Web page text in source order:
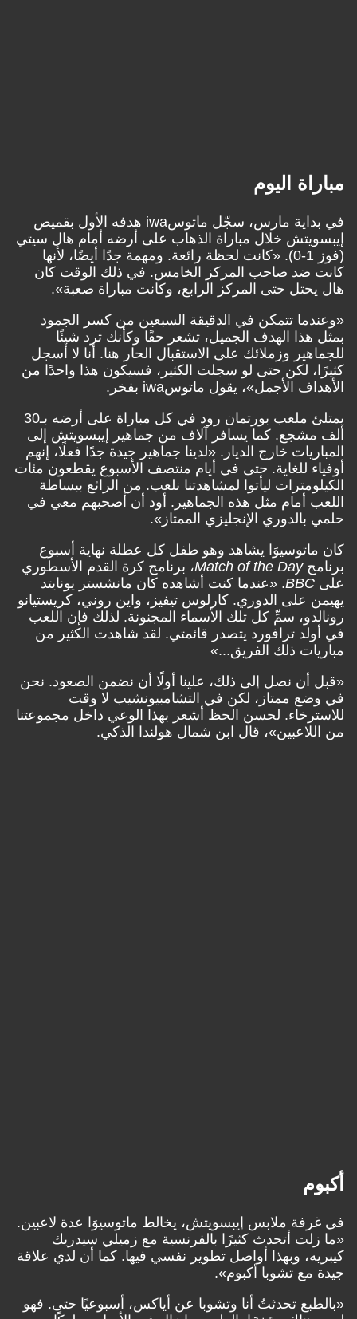
مباراة اليوم
في بداية مارس، سجّل ماتوسiwa هدفه الأول بقميص
إيبسويتش خلال مباراة الذهاب على أرضه أمام هال سيتي
(فوز 1-0). «كانت لحظة رائعة. ومهمة جدًا أيضًا، لأنها
كانت ضد صاحب المركز الخامس. في ذلك الوقت كان
هال يحتل حتى المركز الرابع، وكانت مباراة صعبة».
«وعندما تتمكن في الدقيقة السبعين من كسر الجمود
بمثل هذا الهدف الجميل، تشعر حقًا وكأنك ترد شيئًا
للجماهير وزملائك على الاستقبال الحار هنا. أنا لا أسجل
كثيرًا، لكن حتى لو سجلت الكثير، فسيكون هذا واحدًا من
الأهداف الأجمل»، يقول ماتوسiwa بفخر.
يمتلئ ملعب بورتمان رود في كل مباراة على أرضه بـ30
ألف مشجع. كما يسافر آلاف من جماهير إيبسويتش إلى
المباريات خارج الديار. «لدينا جماهير جيدة جدًا فعلًا، إنهم
أوفياء للغاية. حتى في أيام منتصف الأسبوع يقطعون مئات
الكيلومترات ليأتوا لمشاهدتنا نلعب. من الرائع ببساطة
اللعب أمام مثل هذه الجماهير. أود أن أصحبهم معي في
حلمي بالدوري الإنجليزي الممتاز».
كان ماتوسيوَا يشاهد وهو طفل كل عطلة نهاية أسبوع
برنامجMatch of the Day، برنامج كرة القدم الأسطوري
على BBC. «عندما كنت أشاهده كان مانشستر يونايتد
يهيمن على الدوري. كارلوس تيفيز، واين روني، كريستيانو
رونالدو، سمِّ كل تلك الأسماء المجنونة. لذلك فإن اللعب
في أولد ترافورد يتصدر قائمتي. لقد شاهدت الكثير من
مباريات ذلك الفريق...»
«قبل أن نصل إلى ذلك، علينا أولًا أن نضمن الصعود. نحن
في وضع ممتاز، لكن في التشامبيونشيب لا وقت
للاسترخاء. لحسن الحظ أشعر بهذا الوعي داخل مجموعتنا
من اللاعبين»، قال ابن شمال هولندا الذكي.
أكبوم
في غرفة ملابس إيبسويتش، يخالط ماتوسيوَا عدة لاعبين.
«ما زلت أتحدث كثيرًا بالفرنسية مع زميلي سيدريك
كيبريه، وبهذا أواصل تطوير نفسي فيها. كما أن لدي علاقة
جيدة مع تشوبا أكبوم».
«بالطبع تحدثتُ أنا وتشوبا عن أياكس، أسبوعيًا حتى. فهو